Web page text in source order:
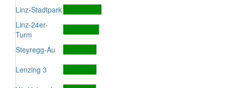
Linz-Stadtpark
Linz-24er-
Turm
Steyregg-Au
Lenzing 3